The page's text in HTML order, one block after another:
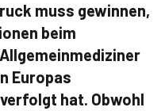
muss gewinnen,
beim
Europas
hat. Obwohl